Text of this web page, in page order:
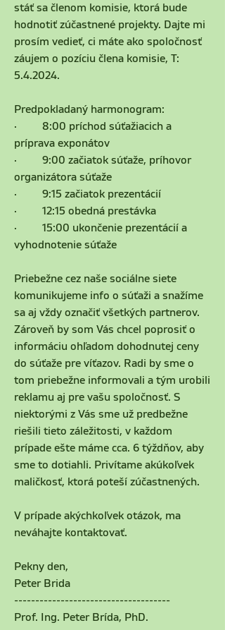
stáť sa členom komisie, ktorá bude
hodnotiť zúčastnené projekty. Dajte mi
prosím vedieť, ci máte ako spoločnosť
záujem o pozíciu člena komisie, T:
5.4.2024.
Predpokladaný harmonogram:
·         8:00 príchod súťažiacich a
príprava exponátov
·         9:00 začiatok súťaže, príhovor
organizátora súťaže
·         9:15 začiatok prezentácií
·         12:15 obedná prestávka
·         15:00 ukončenie prezentácií a
vyhodnotenie súťaže
Priebežne cez naše sociálne siete
komunikujeme info o súťaži a snažíme
sa aj vždy označiť všetkých partnerov.
Zároveň by som Vás chcel poprosiť o
informáciu ohľadom dohodnutej ceny
do súťaže pre víťazov. Radi by sme o
tom priebežne informovali a tým urobili
reklamu aj pre vašu spoločnosť. S
niektorými z Vás sme už predbežne
riešili tieto záležitosti, v každom
prípade ešte máme cca. 6 týždňov, aby
sme to dotiahli. Privítame akúkoľvek
maličkosť, ktorá poteší zúčastnených.
V prípade akýchkoľvek otázok, ma
neváhajte kontaktovať.
Pekny den,
Peter Brida
-------------------------------------
Prof. Ing. Peter Brída, PhD.